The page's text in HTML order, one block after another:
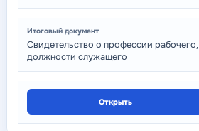
Свидетельство о профессии рабочего,
должности служащего
Открыть